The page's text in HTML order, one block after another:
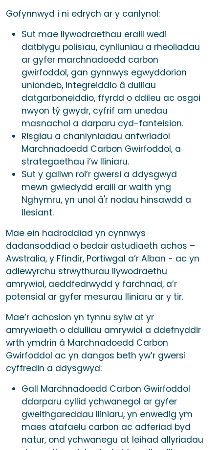
Gofynnwyd i ni edrych ar y canlynol:
Sut mae llywodraethau eraill wedi
datblygu polisïau, cynlluniau a rheoliadau
ar gyfer marchnadoedd carbon
gwirfoddol, gan gynnwys egwyddorion
uniondeb, integreiddio â dulliau
datgarboneiddio, ffyrdd o ddileu ac osgoi
nwyon tŷ gwydr, cyfrif am unedau
masnachol a darparu cyd-fanteision.
Risgiau a chanlyniadau anfwriadol
Marchnadoedd Carbon Gwirfoddol, a
strategaethau i’w lliniaru.
Sut y gallwn roi’r gwersi a ddysgwyd
mewn gwledydd eraill ar waith yng
Nghymru, yn unol â'r nodau hinsawdd a
llesiant.
Mae ein hadroddiad yn cynnwys
dadansoddiad o bedair astudiaeth achos –
Awstralia, y Ffindir, Portiwgal a’r Alban - ac yn
adlewyrchu strwythurau llywodraethu
amrywiol, aeddfedrwydd y farchnad, a’r
potensial ar gyfer mesurau lliniaru ar y tir.
Mae’r achosion yn tynnu sylw at yr
amrywiaeth o ddulliau amrywiol a ddefnyddir
wrth ymdrin â Marchnadoedd Carbon
Gwirfoddol ac yn dangos beth yw’r gwersi
cyffredin a ddysgwyd:
Gall Marchnadoedd Carbon Gwirfoddol
ddarparu cyllid ychwanegol ar gyfer
gweithgareddau lliniaru, yn enwedig ym
maes atafaelu carbon ac adferiad byd
natur, ond ychwanegu at leihad allyriadau